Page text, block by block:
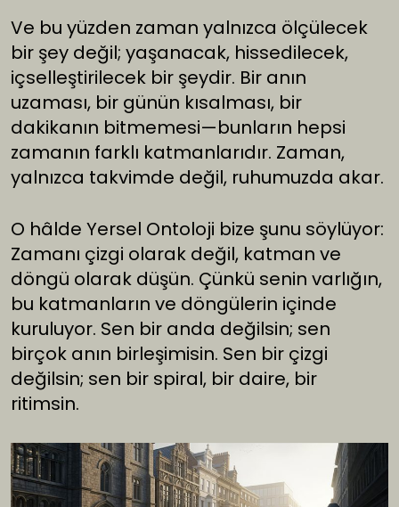
Ve bu yüzden zaman yalnızca ölçülecek
bir şey değil; yaşanacak, hissedilecek,
içselleştirilecek bir şeydir. Bir anın
uzaması, bir günün kısalması, bir
dakikanın bitmemesi—bunların hepsi
zamanın farklı katmanlarıdır. Zaman,
yalnızca takvimde değil, ruhumuzda akar.
O hâlde Yersel Ontoloji bize şunu söylüyor:
Zamanı çizgi olarak değil, katman ve
döngü olarak düşün. Çünkü senin varlığın,
bu katmanların ve döngülerin içinde
kuruluyor. Sen bir anda değilsin; sen
birçok anın birleşimisin. Sen bir çizgi
değilsin; sen bir spiral, bir daire, bir
ritimsin.